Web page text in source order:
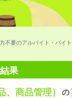
不要のアルバイト・バイ
果
商品管理） の